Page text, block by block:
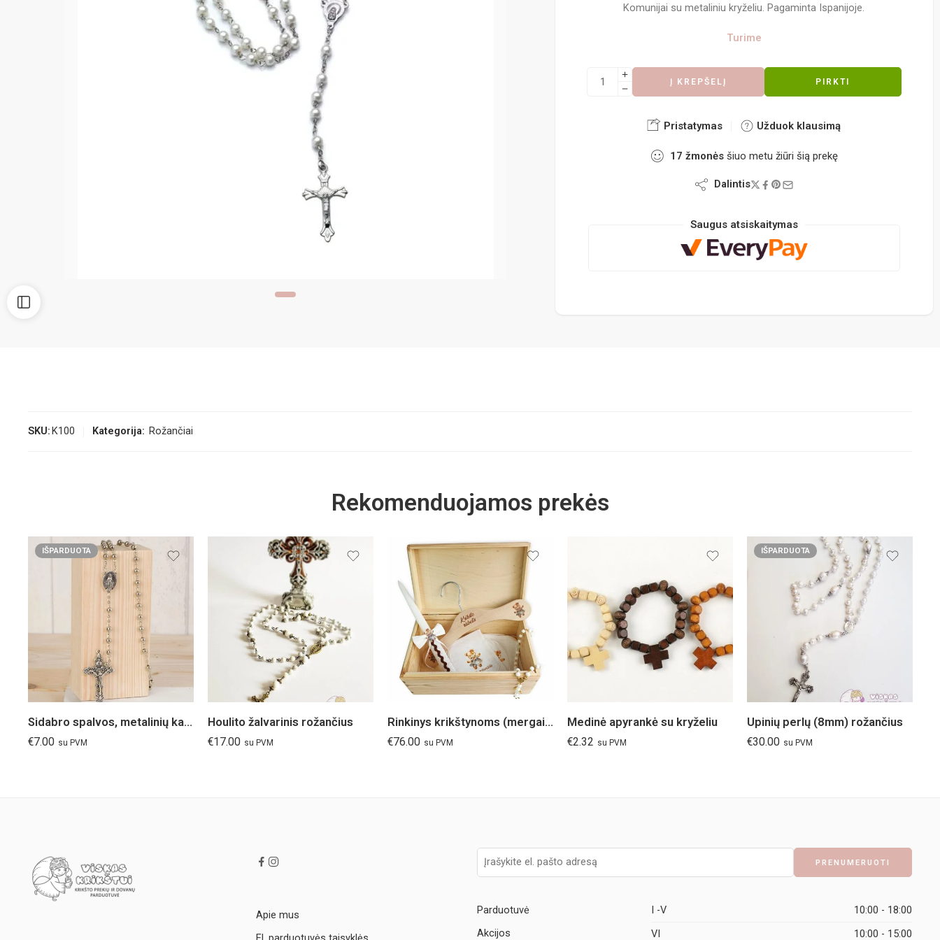
Komunijai su metaliniu kryželiu. Pagaminta Ispanijoje.
Turime
Į KREPŠELĮ PIRKTI
Pristatymas Užduok klausimą
17 žmonėsšiuo metu žiūri šią prekę
Dalintis
Saugus atsiskaitymas
SKU: K100 Kategorija: Rožančiai
Rekomenduojamos prekės
IŠPARDUOTA
Sidabro spalvos, metalinių karoliukų rožančius
€7.00 su PVM
Houlito žalvarinis rožančius
€17.00 su PVM
Rinkinys krikštynoms (mergaitei)
€76.00 su PVM
Medinė apyrankė su kryželiu
€2.32 su PVM
IŠPARDUOTA
Upinių perlų (8mm) rožančius
€30.00 su PVM
Apie mus
Parduotuvė
Akcijos
I -V
10:00 - 18:00
VI
10:00 - 15:00